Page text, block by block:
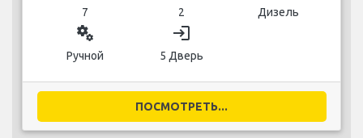
7 2 Дизель
miscellaneous_services
Ручной
login
5 Дверь
ПОСМОТРЕТЬ...